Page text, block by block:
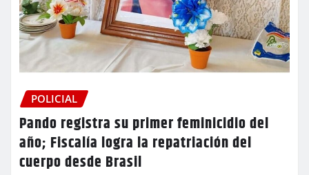
POLICIAL
Pando registra su primer feminicidio del
año; Fiscalía logra la repatriación del
cuerpo desde Brasil